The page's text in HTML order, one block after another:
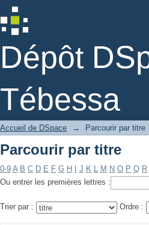
Dépôt
Tébessa
Parcourir par titre
Accueil de DSpace → Parcourir par titre
Parcourir par titre
0-9 A B C D E F G H J K L M N O P Q R
Ou entrer les premières lettres :
Trier par : Ordre :